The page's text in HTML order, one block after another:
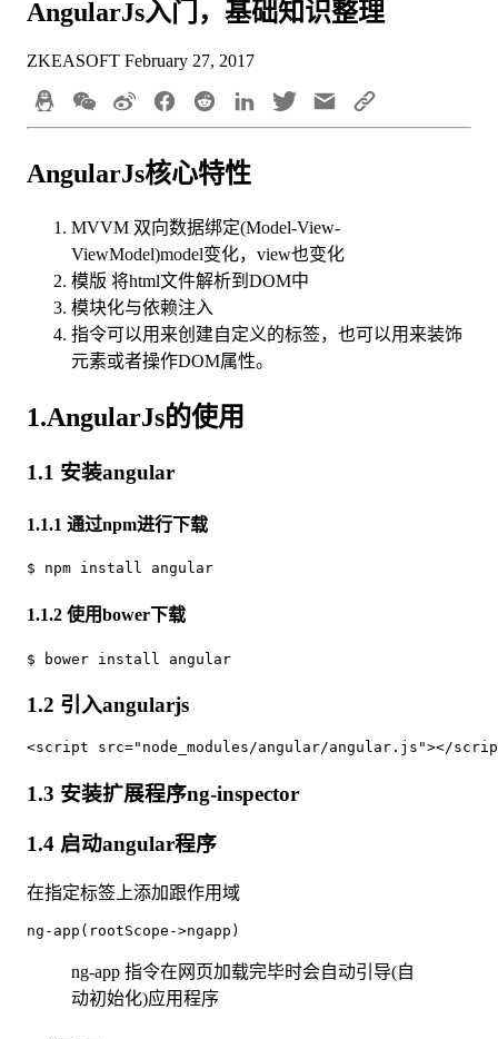
AngularJs入门，基础知识整理
ZKEASOFT February 27, 2017
AngularJs核心特性
MVVM 双向数据绑定(Model-View-
ViewModel)model变化，view也变化
模版 将html文件解析到DOM中
模块化与依赖注入
指令可以用来创建自定义的标签，也可以用来装饰
元素或者操作DOM属性。
1.AngularJs的使用
1.1 安装angular
1.1.1 通过npm进行下载
1.1.2 使用bower下载
1.2 引入angularjs
1.3 安装扩展程序ng-inspector
1.4 启动angular程序
在指定标签上添加跟作用域
ng-app 指令在网页加载完毕时会自动引导(自
动初始化)应用程序